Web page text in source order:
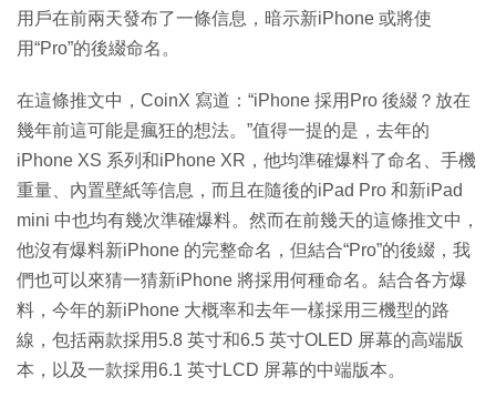
用戶在前兩天發布了一條信息，暗示新iPhone 或將使
用“Pro”的後綴命名。
在這條推文中，CoinX 寫道：“iPhone 採用Pro 後綴？放在
幾年前這可能是瘋狂的想法。”值得一提的是，去年的
iPhone XS 系列和iPhone XR，他均準確爆料了命名、手機
重量、內置壁紙等信息，而且在隨後的iPad Pro 和新iPad
mini 中也均有幾次準確爆料。然而在前幾天的這條推文中，
他沒有爆料新iPhone 的完整命名，但結合“Pro”的後綴，我
們也可以來猜一猜新iPhone 將採用何種命名。結合各方爆
料，今年的新iPhone 大概率和去年一樣採用三機型的路
線，包括兩款採用5.8 英寸和6.5 英寸OLED 屏幕的高端版
本，以及一款採用6.1 英寸LCD 屏幕的中端版本。